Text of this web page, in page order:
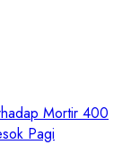
Mortir 400
Pagi